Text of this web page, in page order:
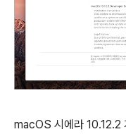
macOS 시에라 10.12.2